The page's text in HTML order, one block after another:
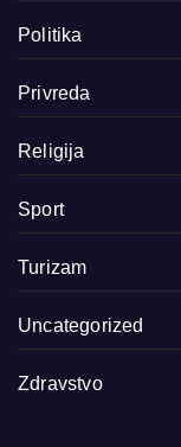
Politika
Privreda
Religija
Sport
Turizam
Uncategorized
Zdravstvo